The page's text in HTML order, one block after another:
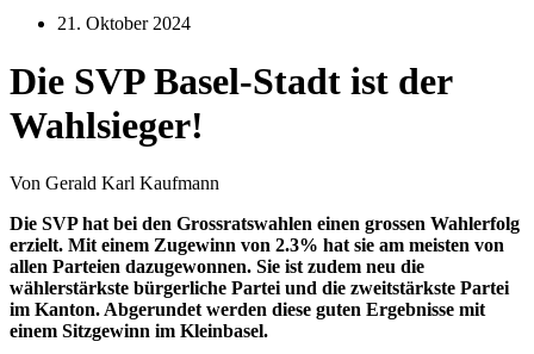
21. Oktober 2024
Die SVP Basel-Stadt ist der
Wahlsieger!
Von Gerald Karl Kaufmann
Die SVP hat bei den Grossratswahlen einen grossen Wahlerfolg
erzielt. Mit einem Zugewinn von 2.3% hat sie am meisten von
allen Parteien dazugewonnen. Sie ist zudem neu die
wählerstärkste bürgerliche Partei und die zweitstärkste Partei
im Kanton. Abgerundet werden diese guten Ergebnisse mit
einem Sitzgewinn im Kleinbasel.